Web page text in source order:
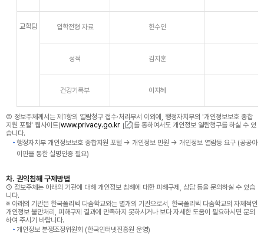
교학팀 입학전형 자료 한수인
성적 김지훈
건강기록부 이지혜
② 정보주체께서는 제1항의 열람청구 접수·처리부서 이외에, 행정자치부의 '개인정보보호 종합
지원 포털' 웹사이트(www.privacy.go.kr
)를 통하여서도 개인정보 열람청구를 하실 수 있
습니다.
행정자치부 개인정보보호 종합지원 포털 → 개인정보 민원 → 개인정보 열람등 요구 (공공아
이핀을 통한 실명인증 필요)
차. 권익침해 구제방법
① 정보주체는 아래의 기관에 대해 개인정보 침해에 대한 피해구제, 상담 등을 문의하실 수 있습
니다.
※ 아래의 기관은 한국폴리텍 다솜학교와는 별개의 기관으로서, 한국폴리텍 다솜학교의 자체적인
개인정보 불만처리, 피해구제 결과에 만족하지 못하시거나 보다 자세한 도움이 필요하시면 문의
하여 주시기 바랍니다.
개인정보 분쟁조정위원회 (한국인터넷진흥원 운영)